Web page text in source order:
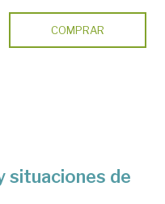
COMPRAR
situaciones de